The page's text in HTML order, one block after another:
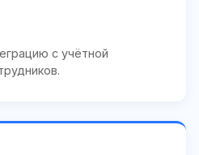
с учётной